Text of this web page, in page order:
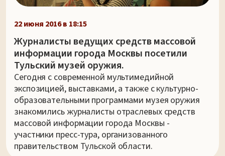
22 июня 2016 в 18:15
Журналисты ведущих средств массовой
информации города Москвы посетили
Тульский музей оружия.
Сегодня с современной мультимедийной
экспозицией, выставками, а также с культурно-
образовательными программами музея оружия
знакомились журналисты отраслевых средств
массовой информации города Москвы -
участники пресс-тура, организованного
правительством Тульской области.